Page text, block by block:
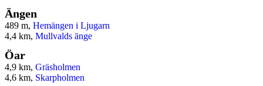
Ängen
489 m, Hemängen i Ljugarn
4,4 km, Mullvalds änge
Öar
4,9 km, Gräsholmen
4,6 km, Skarpholmen